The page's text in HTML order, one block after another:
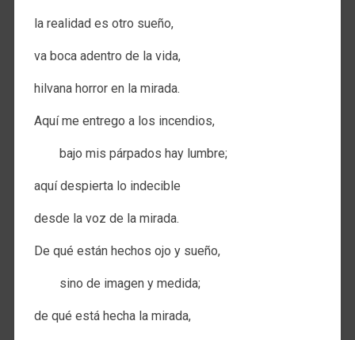
la realidad es otro sueño,
va boca adentro de la vida,
hilvana horror en la mirada.
Aquí me entrego a los incendios,
bajo mis párpados hay lumbre;
aquí despierta lo indecible
desde la voz de la mirada.
De qué están hechos ojo y sueño,
sino de imagen y medida;
de qué está hecha la mirada,